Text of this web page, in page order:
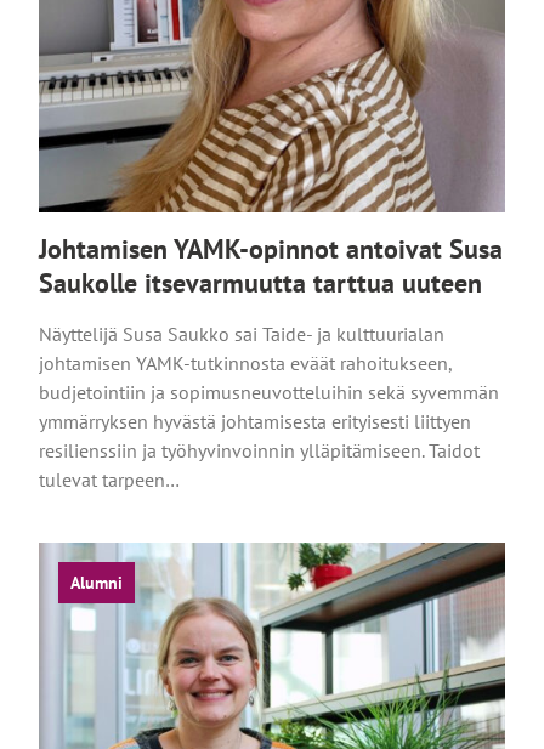
Johtamisen YAMK-opinnot antoivat Susa
Saukolle itsevarmuutta tarttua uuteen
Näyttelijä Susa Saukko sai Taide- ja kulttuurialan
johtamisen YAMK-tutkinnosta eväät rahoitukseen,
budjetointiin ja sopimusneuvotteluihin sekä syvemmän
ymmärryksen hyvästä johtamisesta erityisesti liittyen
resilienssiin ja työhyvinvoinnin ylläpitämiseen. Taidot
tulevat tarpeen…
Alumni